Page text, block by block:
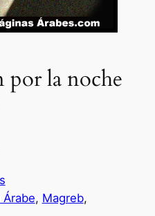
por la noche
Árabe, Magreb